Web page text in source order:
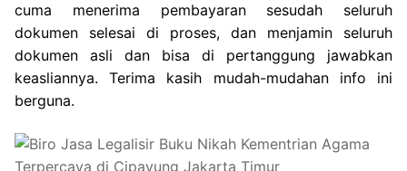
cuma menerima pembayaran sesudah seluruh
dokumen selesai di proses, dan menjamin seluruh
dokumen asli dan bisa di pertanggung jawabkan
keasliannya. Terima kasih mudah-mudahan info ini
berguna.